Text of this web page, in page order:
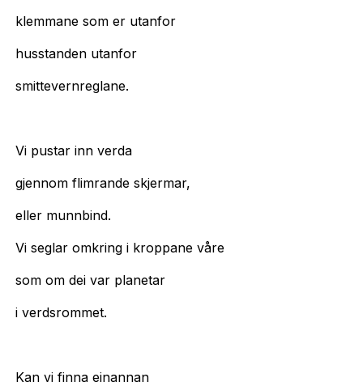
klemmane som er utanfor
husstanden utanfor
smittevernreglane.
Vi pustar inn verda
gjennom flimrande skjermar,
eller munnbind.
Vi seglar omkring i kroppane våre
som om dei var planetar
i verdsrommet.
Kan vi finna einannan